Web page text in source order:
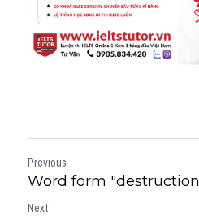
Previous
Word form
Next